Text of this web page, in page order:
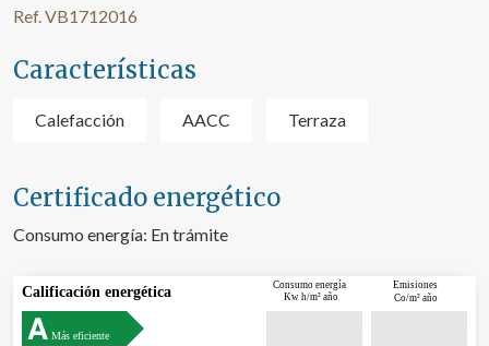
Ref. VB1712016
Características
Calefacción AACC Terraza
Certificado energético
Consumo energía: En trámite
Más eficiente
Calificación energética Consumo energía
Kw h/m² año
Emisiones
Co/m² año
Si continua navegando, supone la aceptación de la
instalación de las mismas. El usuario tiene la posibilidad
de configurar su navegador pudiendo, si así lo desea,